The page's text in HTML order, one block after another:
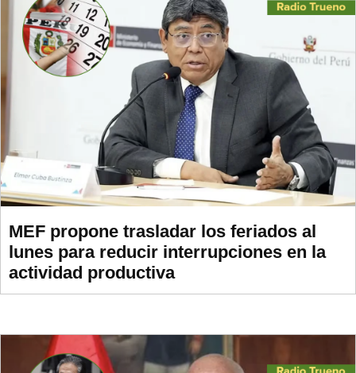
MEF propone trasladar los feriados al
lunes para reducir interrupciones en la
actividad productiva